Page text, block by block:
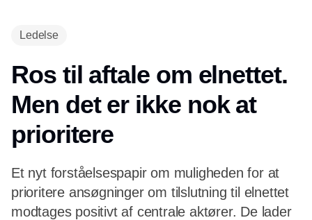
Ledelse
Ros til aftale om elnettet.
Men det er ikke nok at
prioritere
Et nyt forståelsespapir om muligheden for at
prioritere ansøgninger om tilslutning til elnettet
modtages positivt af centrale aktører. De lader